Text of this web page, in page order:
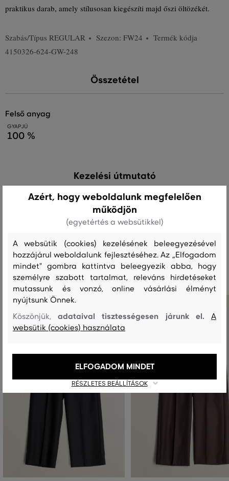
praktikus darab, amely stílusosan kiegészíti majd őszi öltözékét.
Szabás/Típus REGULAR Szezon: FW24
Termék kódja
4150326-624-GW-248
Összetétel
felső anyag
GYAPJÚ
100 %
Kezelési útmutató
SZÁRÍTÁS
Ajánlott termékek
Azért, hogy weboldalunk megfelelően
működjön
(egyetértés a websütikkel)
A websütik (cookies) kezelésének beleegyezésével
hozzájárul weboldalunk fejlesztéséhez. Az „Elfogadom
mindet" gombra kattintva beleegyezik abba, hogy
személyre szabott tartalmat, releváns hirdetéseket
mutassunk és vonzó, online vásárlási élményt
nyújtsunk Önnek.
Köszönjük,adataival tisztességesen járunk el.A
websütik (cookies) használata
RÉSZLETES BEÁLLÍTÁSOK
ELFOGADOM MINDET